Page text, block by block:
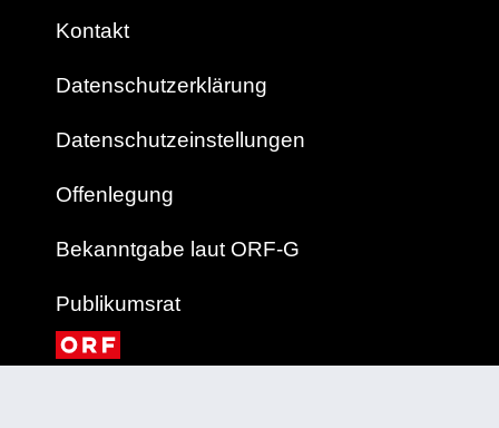
Kontakt
Datenschutzerklärung
Datenschutzeinstellungen
Offenlegung
Bekanntgabe laut ORF-G
Publikumsrat